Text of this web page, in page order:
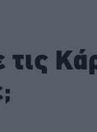
τις